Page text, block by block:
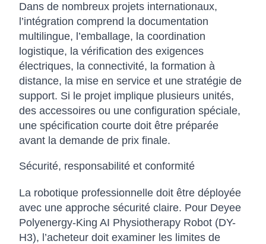
Dans de nombreux projets internationaux,
l’intégration comprend la documentation
multilingue, l’emballage, la coordination
logistique, la vérification des exigences
électriques, la connectivité, la formation à
distance, la mise en service et une stratégie de
support. Si le projet implique plusieurs unités,
des accessoires ou une configuration spéciale,
une spécification courte doit être préparée
avant la demande de prix finale.
Sécurité, responsabilité et conformité
La robotique professionnelle doit être déployée
avec une approche sécurité claire. Pour Deyee
Polyenergy-King AI Physiotherapy Robot (DY-
H3), l’acheteur doit examiner les limites de